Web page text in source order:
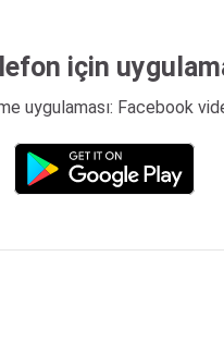
için
uygulaması: Facebook